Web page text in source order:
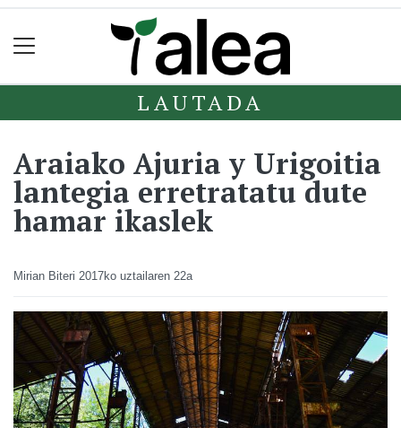
LAUTADA
Araiako Ajuria y Urigoitia
lantegia erretratatu dute
hamar ikaslek
Mirian Biteri 2017ko uztailaren 22a